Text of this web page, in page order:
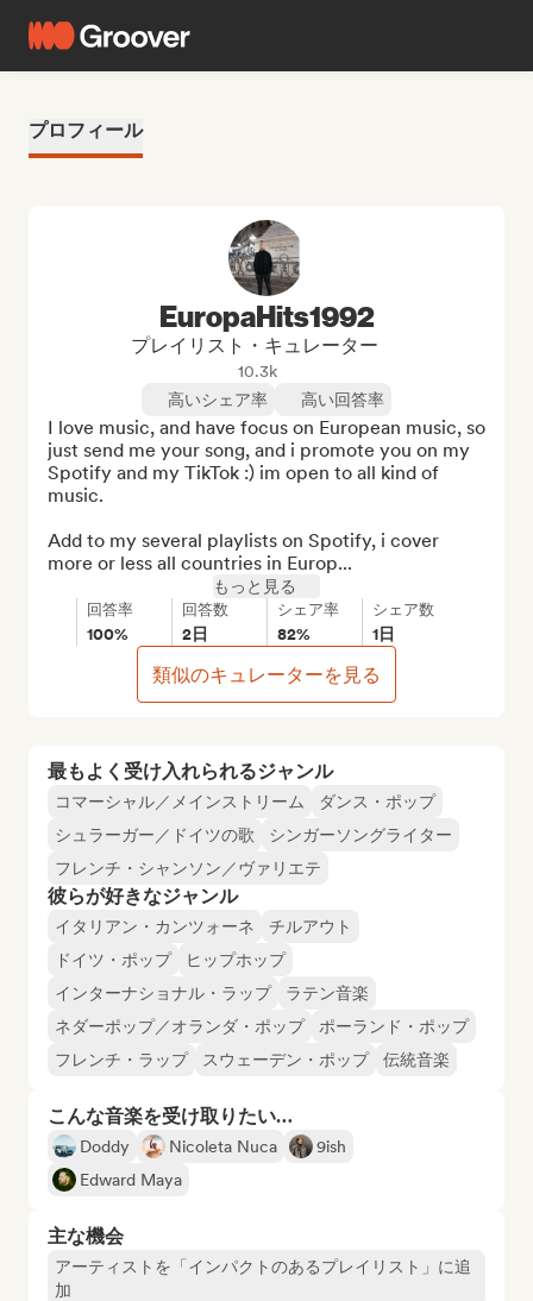
プロフィール
最もよく受け入れられるジャンル
コマーシャル／メインストリーム
ダンス・ポップ
シュラーガー／ドイツの歌
シンガーソングライター
フレンチ・シャンソン／ヴァリエテ
彼らが好きなジャンル
イタリアン・カンツォーネ
チルアウト
ドイツ・ポップ
ヒップホップ
インターナショナル・ラップ
ラテン音楽
ネダーポップ／オランダ・ポップ
ポーランド・ポップ
フレンチ・ラップ
スウェーデン・ポップ 伝統音楽
こんな音楽を受け取りたい…
Doddy Nicoleta Nuca
9ish
Edward Maya
主な機会
アーティストを「インパクトのあるプレイリスト」に追
加
EuropaHits1992
プレイリスト・キュレーター
10.3k
高いシェア率
高い回答率
I love music, and have focus on European music, so
just send me your song, and i promote you on my
Spotify and my TikTok :) im open to all kind of
music.
Add to my several playlists on Spotify, i cover
more or less all countries in Europ...
もっと見る
回答率
100%
回答数
2日
シェア率
82%
シェア数
1日
類似のキュレーターを見る